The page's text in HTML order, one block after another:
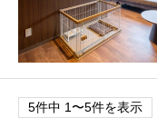
5件中 1〜5件を表示